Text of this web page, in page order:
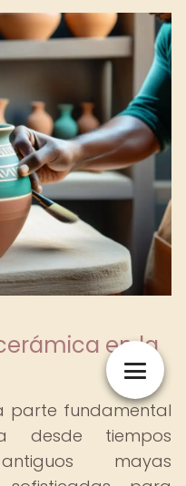
en la
parte fundamental
tiempos
mayas